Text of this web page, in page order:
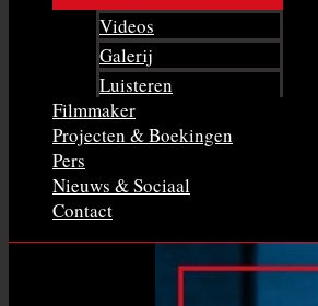
Videos
Galerij
Luisteren
Filmmaker
Projecten & Boekingen
Pers
Nieuws & Sociaal
Contact